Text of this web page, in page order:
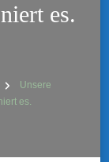
es.
Unsere
es.